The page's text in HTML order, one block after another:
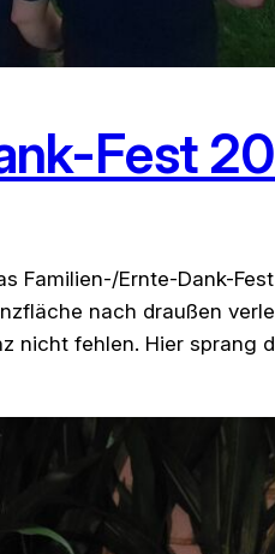
Fest
Familien-/Ernte-Dank-
nach draußen
nicht fehlen. Hier sprang